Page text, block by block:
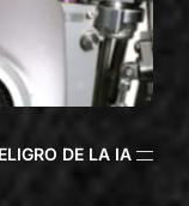
DE LA IA